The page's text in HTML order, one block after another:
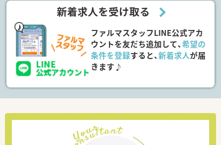
新着求人を受け取る
ファルマスタッフLINE公式アカ
ウントを友だち追加して、希望の
条件を登録すると、新着求人が届
きます♪